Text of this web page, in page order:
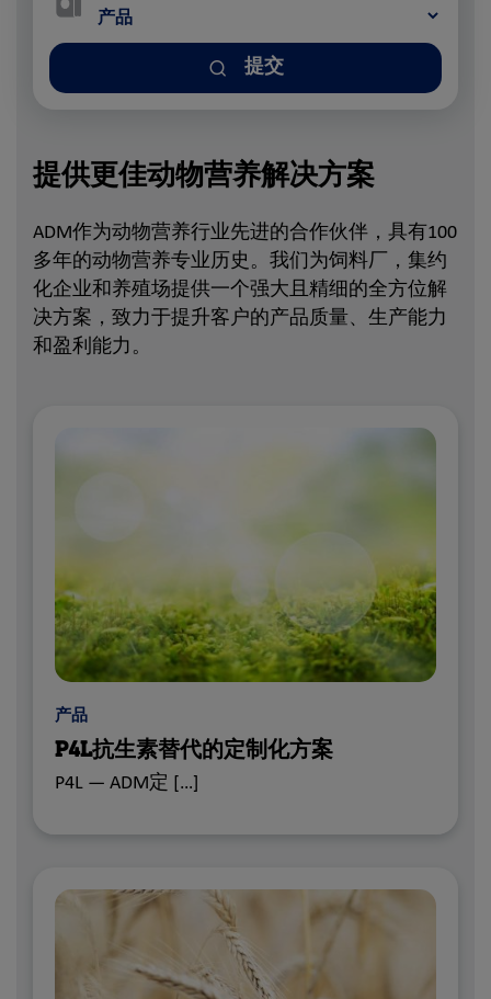
提交
提供更佳动物营养解决方案
ADM作为动物营养行业先进的合作伙伴，具有100
多年的动物营养专业历史。我们为饲料厂，集约
化企业和养殖场提供一个强大且精细的全方位解
决方案，致力于提升客户的产品质量、生产能力
和盈利能力。
P4L抗生素替代的定制化方案
产品
P4L — ADM定 […]